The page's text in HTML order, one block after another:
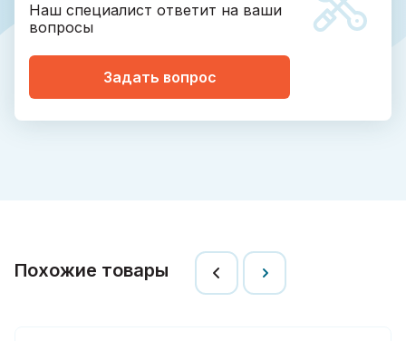
Наш специалист ответит на ваши
вопросы
Задать вопрос
Похожие товары